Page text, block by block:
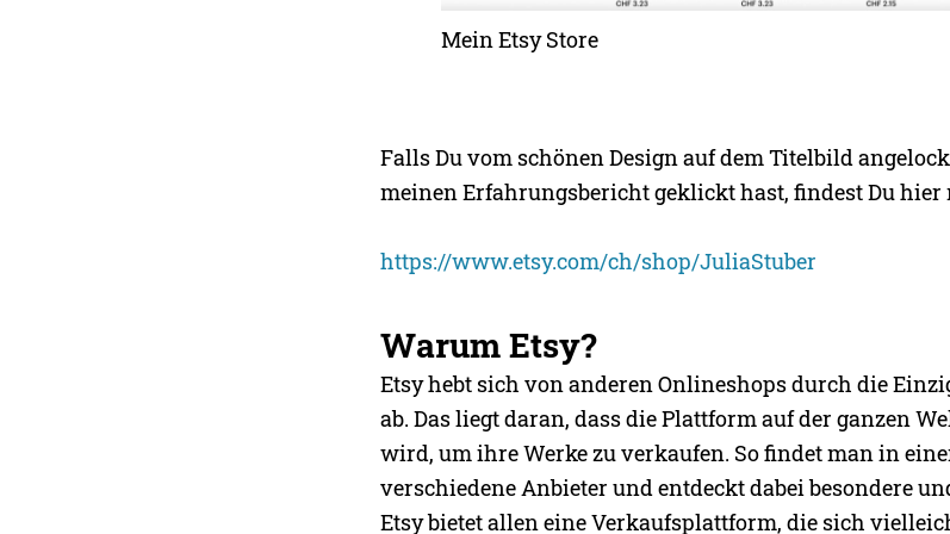
Mein Etsy Store
Falls Du vom schönen Design auf dem Titelbild
meinen Erfahrungsbericht geklickt hast, findest Du hier
https://www.etsy.com/ch/shop/JuliaStuber
Warum Etsy?
Etsy hebt sich von anderen Onlineshops durch die
ab. Das liegt daran, dass die Plattform auf der ganzen
wird, um ihre Werke zu verkaufen. So findet man in
verschiedene Anbieter und entdeckt dabei besondere
Etsy bietet allen eine Verkaufsplattform, die sich